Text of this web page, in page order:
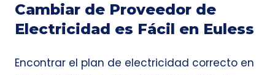
Cambiar de Proveedor de
Electricidad es Fácil en Euless
Encontrar el plan de electricidad correcto en